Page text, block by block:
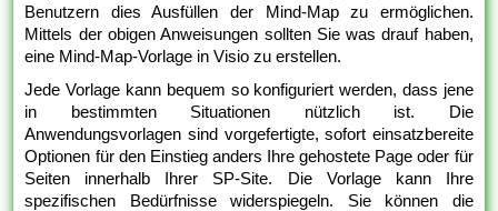
Benutzern dies Ausfüllen der Mind-Map zu ermöglichen.
Mittels der obigen Anweisungen sollten Sie was drauf haben,
eine Mind-Map-Vorlage in Visio zu erstellen.
Jede Vorlage kann bequem so konfiguriert werden, dass jene
in bestimmten Situationen nützlich ist. Die
Anwendungsvorlagen sind vorgefertigte, sofort einsatzbereite
Optionen für den Einstieg anders Ihre gehostete Page oder für
Seiten innerhalb Ihrer SP-Site. Die Vorlage kann Ihre
spezifischen Bedürfnisse widerspiegeln. Sie können die